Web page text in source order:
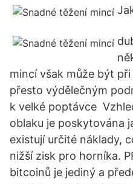
mincí však může být
přesto výdělečným
k velké poptávce
oblaku je poskytována
existují určité náklady,
nižší zisk pro horníka.
bitcoinů je jediný a